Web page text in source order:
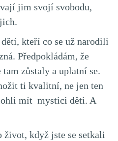
jim svojí svobodu,
kteří co se už narodili
Předpokládám, že
zůstaly a uplatní se.
ti kvalitní, ne jen ten
mít mystici děti. A
život, když jste se setkali